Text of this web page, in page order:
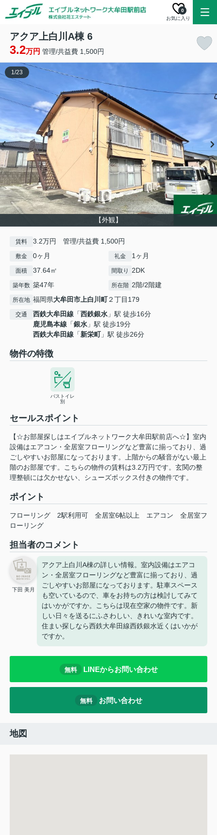
お気に入り
0
アクア上白川A棟 6
3.2万円 管理/共益費 1,500円
【外観】
1/23
賃料 3.2万円 管理/共益費 1,500円
敷金 0ヶ月 礼金 1ヶ月
面積 37.64㎡ 間取り 2DK
築年数 築47年 所在階 2階/2階建
所在地 福岡県大牟田市上白川町２丁目179
交通 西鉄大牟田線 「西鉄銀水 」駅 徒歩16分
鹿児島本線 「銀水 」駅 徒歩19分
西鉄大牟田線 「新栄町」駅 徒歩26分
物件の特徴
バストイレ
別
セールスポイント
【☆お部屋探しはエイブルネットワーク大牟田駅前店へ☆】室内
設備はエアコン・全居室フローリングなど豊富に揃っており、過
ごしやすいお部屋になっております。上階からの騒音がない最上
階のお部屋です。こちらの物件の賃料は3.2万円です。玄関の整
理整頓には欠かせない、シューズボックス付きの物件です。
ポイント
フローリング 2駅利用可 全居室6帖以上 エアコン
全居室フ
ローリング
担当者のコメント
下田 美月
アクア上白川A棟の詳しい情報。室内設備はエアコ
ン・全居室フローリングなど豊富に揃っており、過
ごしやすいお部屋になっております。駐車スペース
も空いているので、車をお持ちの方は検討してみて
はいかがですか。こちらは現在空家の物件です。新
しい日々を送るにふさわしい、きれいな室内です。
住まい探しなら西鉄大牟田線西鉄銀水近くはいかが
ですか。
無料 LINEからお問い合わせ
無料 お問い合わせ
地図